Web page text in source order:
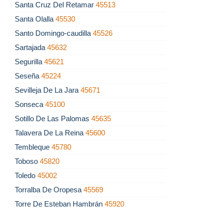
Santa Cruz Del Retamar 45513
Santa Olalla 45530
Santo Domingo-caudilla 45526
Sartajada 45632
Segurilla 45621
Seseña 45224
Sevilleja De La Jara 45671
Sonseca 45100
Sotillo De Las Palomas 45635
Talavera De La Reina 45600
Tembleque 45780
Toboso 45820
Toledo 45002
Torralba De Oropesa 45569
Torre De Esteban Hambrán 45920